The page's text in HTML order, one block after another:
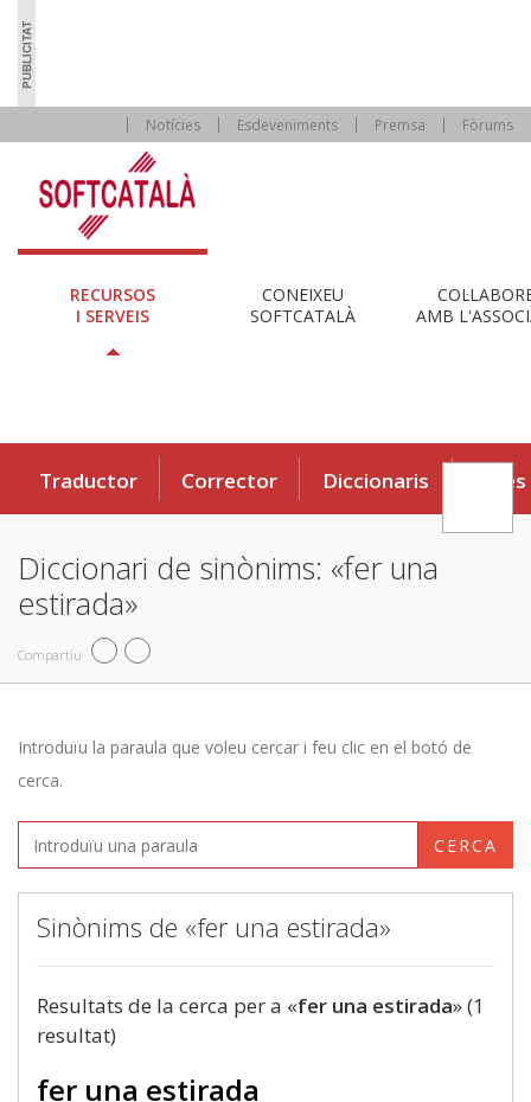
Notícies Esdeveniments Premsa Fòrums
RECURSOS
I SERVEIS
CONEIXEU
SOFTCATALÀ
AMB
Traductor Corrector Diccionaris Eines
Diccionari de sinònims: «fer una
estirada»
Compartiu
Introduïu la paraula que voleu cercar i feu clic en el botó de
cerca.
CERCA
Sinònims de «fer una estirada»
Resultats de la cerca per a «fer una estirada» (1
resultat)
fer una estirada